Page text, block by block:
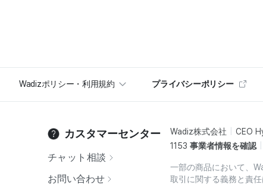
Wadizポリシー・利用規約 プライバシーポリシー
カスタマーセンター
チャット相談
お問い合わせ
Wadiz株式会社 CEO
1153 事業者情報を確認
一部の商品において、
取引に関する義務と責